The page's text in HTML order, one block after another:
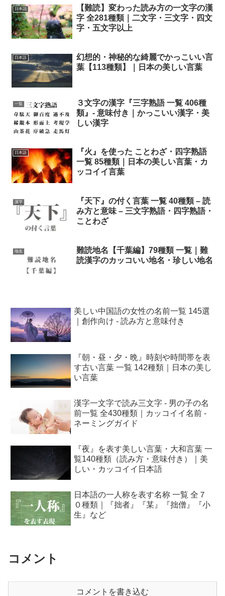
日本語
【難読】変わった読み方の一文字の漢
字 全281種類｜二文字・三文字・四文
字・五文字以上
日本語
幻想的・神秘的な綺麗でかっこいい言
葉【113種類】｜日本の美しい言葉
一覧
３文字の漢字『三字熟語 一覧 406種
類』- 意味付き｜かっこいい漢字・美
しい漢字
日本語
『火』を使った ことわざ・四字熟語
一覧 85種類｜日本の美しい言葉・カ
ッコイイ言葉
漢字
『天下』の付く言葉 一覧 40種類 – 読
み方と意味 – 三文字熟語・四字熟語・
ことわざ
地名
難読地名【千葉編】79種類 一覧｜難
読漢字のカッコいい地名・珍しい地名
美しい中国語の女性の名前一覧 145選
｜創作向け - 読み方と意味付き
『朝・昼・夕・晩』時刻や時間帯を表
す古い言葉 一覧 142種類｜日本の美し
い言葉
漢字一文字で読み三文字 - 男の子の名
前一覧 全430種類｜カッコイイ名前 -
ネーミングガイド
『夜』を表す美しい言葉・大和言葉 一
覧140種類（読み方・意味付き）｜美
しい・カッコイイ日本語
日本語の一人称を表す名称 一覧 全７
０種類｜『拙者』『某』『拙僧』『小
生』など
コメント
コメントを書き込む